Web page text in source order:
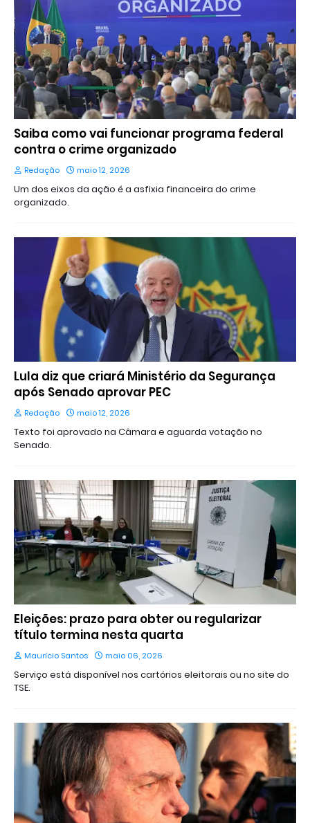
Saiba como vai funcionar programa federal
contra o crime organizado
Redação maio 12, 2026
Um dos eixos da ação é a asfixia financeira do crime
organizado.
Lula diz que criará Ministério da Segurança
após Senado aprovar PEC
Redação maio 12, 2026
Texto foi aprovado na Câmara e aguarda votação no
Senado.
Eleições: prazo para obter ou regularizar
título termina nesta quarta
Maurício Santos maio 06, 2026
Serviço está disponível nos cartórios eleitorais ou no site do
TSE.